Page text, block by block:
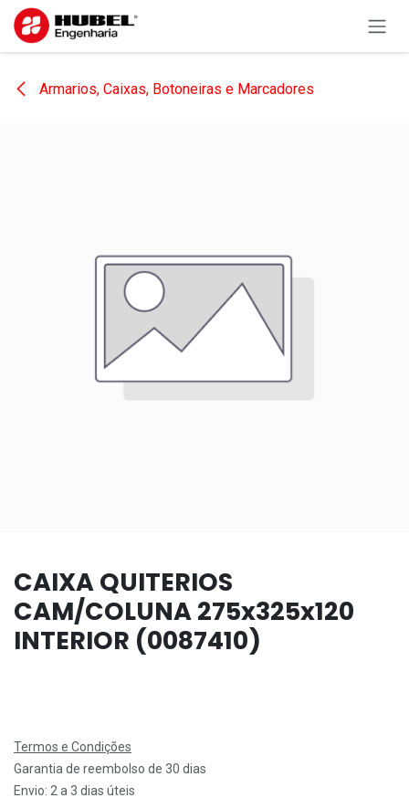
Pular para o conteúdo
Armarios, Caixas, Botoneiras e Marcadores
CAIXA QUITERIOS
CAM/COLUNA 275x325x120
INTERIOR (0087410)
Termos e Condições
Garantia de reembolso de 30 dias
Envio: 2 a 3 dias úteis